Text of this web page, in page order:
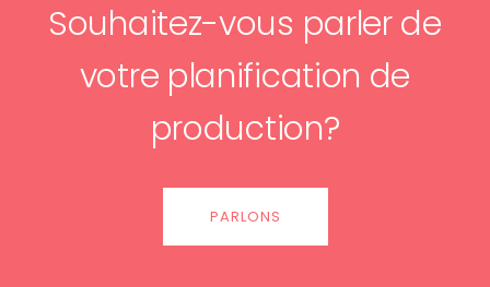
Souhaitez-vous parler de
votre planification de
production?
PARLONS